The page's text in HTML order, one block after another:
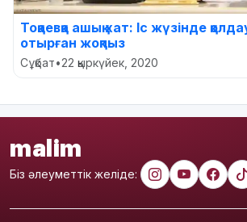
Тоқаевқа ашық хат: Іс жүзінде
отырған жоқпыз
Сұқбат•22 қыркүйек, 2020
malim
Біз әлеуметтік желіде: